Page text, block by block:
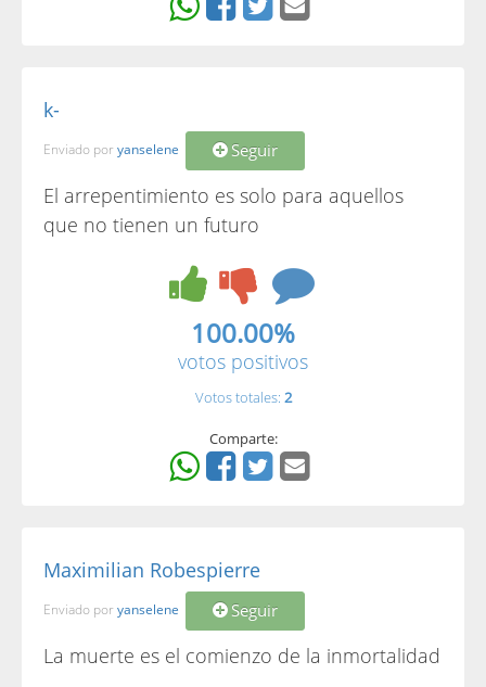
k-
Enviado por yanselene Seguir
El arrepentimiento es solo para aquellos
que no tienen un futuro
100.00%
votos positivos
Votos totales: 2
Comparte:
Maximilian Robespierre
Enviado por yanselene Seguir
La muerte es el comienzo de la inmortalidad